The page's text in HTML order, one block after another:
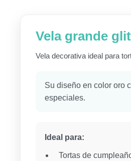
Vela grande
Vela decorativa ideal para
Su diseño en color oro
especiales.
Ideal para:
Tortas de